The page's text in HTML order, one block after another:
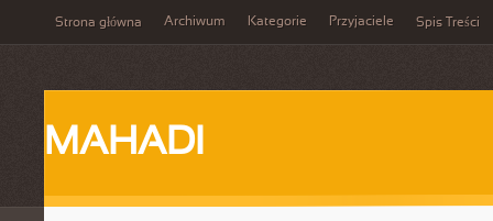
Strona główna Archiwum Kategorie Przyjaciele Spis Treści
MAHADI